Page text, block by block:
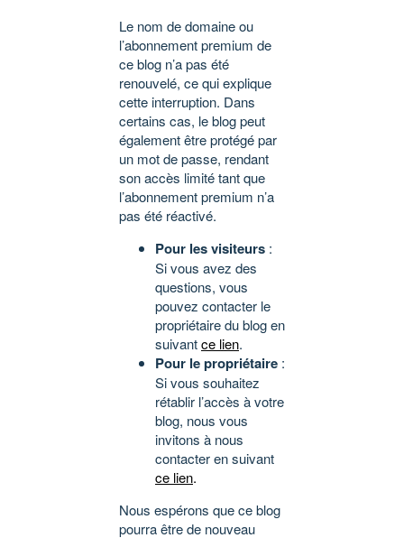
Le nom de domaine ou
l’abonnement premium de
ce blog n’a pas été
renouvelé, ce qui explique
cette interruption. Dans
certains cas, le blog peut
également être protégé par
un mot de passe, rendant
son accès limité tant que
l’abonnement premium n’a
pas été réactivé.
Pour les visiteurs :
Si vous avez des
questions, vous
pouvez contacter le
propriétaire du blog en
suivantce lien.
Pour le propriétaire :
Si vous souhaitez
rétablir l’accès à votre
blog, nous vous
invitons à nous
contacter en suivant
ce lien.
Nous espérons que ce blog
pourra être de nouveau